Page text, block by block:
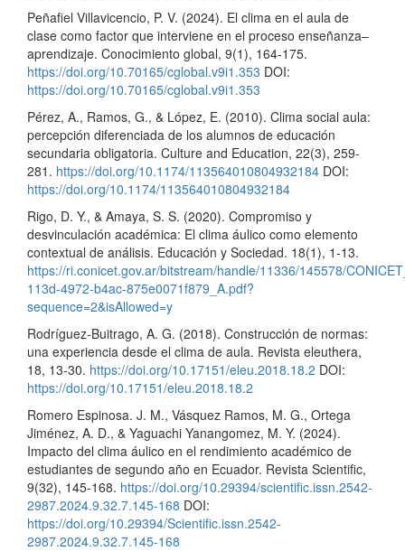
Peñafiel Villavicencio, P. V. (2024). El clima en el aula de
clase como factor que interviene en el proceso enseñanza–
aprendizaje. Conocimiento global, 9(1), 164-175.
https://doi.org/10.70165/cglobal.v9i1.353 DOI:
https://doi.org/10.70165/cglobal.v9i1.353
Pérez, A., Ramos, G., & López, E. (2010). Clima social aula:
percepción diferenciada de los alumnos de educación
secundaria obligatoria. Culture and Education, 22(3), 259-
281. https://doi.org/10.1174/113564010804932184 DOI:
https://doi.org/10.1174/113564010804932184
Rigo, D. Y., & Amaya, S. S. (2020). Compromiso y
desvinculación académica: El clima áulico como elemento
contextual de análisis. Educación y Sociedad. 18(1), 1-13.
https://ri.conicet.gov.ar/bitstream/handle/11336/145578/
113d-4972-b4ac-875e0071f879_A.pdf?
sequence=2&isAllowed=y
Rodríguez-Buitrago, A. G. (2018). Construcción de normas:
una experiencia desde el clima de aula. Revista eleuthera,
18, 13-30. https://doi.org/10.17151/eleu.2018.18.2 DOI:
https://doi.org/10.17151/eleu.2018.18.2
Romero Espinosa. J. M., Vásquez Ramos, M. G., Ortega
Jiménez, A. D., & Yaguachi Yanangomez, M. Y. (2024).
Impacto del clima áulico en el rendimiento académico de
estudiantes de segundo año en Ecuador. Revista Scientific,
9(32), 145-168. https://doi.org/10.29394/scientific.issn.2542-
2987.2024.9.32.7.145-168 DOI:
https://doi.org/10.29394/Scientific.issn.2542-
2987.2024.9.32.7.145-168